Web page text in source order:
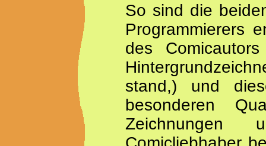
So sind die
Programmierers
des
stand,) und
besonderen
Zeichnungen